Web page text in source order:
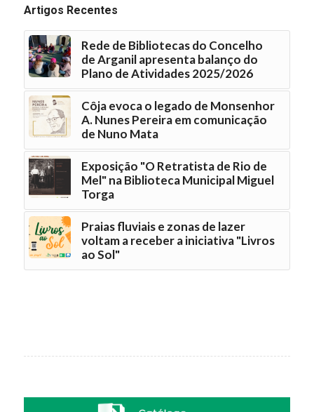
Artigos Recentes
Rede de Bibliotecas do Concelho
de Arganil apresenta balanço do
Plano de Atividades 2025/2026
Côja evoca o legado de Monsenhor
A. Nunes Pereira em comunicação
de Nuno Mata
Exposição "O Retratista de Rio de
Mel" na Biblioteca Municipal Miguel
Torga
Praias fluviais e zonas de lazer
voltam a receber a iniciativa "Livros
ao Sol"